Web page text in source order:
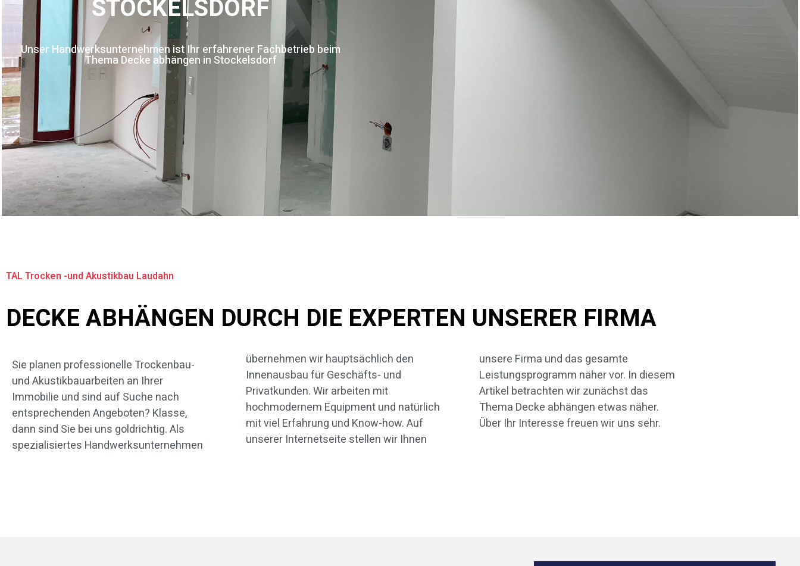
STOCKELSDORF
Unser Handwerksunternehmen ist Ihr erfahrener Fachbetrieb beim
Thema Decke abhängen in Stockelsdorf
TAL Trocken -und Akustikbau Laudahn
DECKE ABHÄNGEN DURCH DIE EXPERTEN UNSERER FIRMA
Sie planen professionelle Trockenbau-
und Akustikbauarbeiten an Ihrer
Immobilie und sind auf Suche nach
entsprechenden Angeboten? Klasse,
dann sind Sie bei uns goldrichtig. Als
spezialisiertes Handwerksunternehmen
übernehmen wir hauptsächlich den
Innenausbau für Geschäfts- und
Privatkunden. Wir arbeiten mit
hochmodernem Equipment und natürlich
mit viel Erfahrung und Know-how. Auf
unserer Internetseite stellen wir Ihnen
unsere Firma und das gesamte
Leistungsprogramm näher vor. In diesem
Artikel betrachten wir zunächst das
Thema Decke abhängen etwas näher.
Über Ihr Interesse freuen wir uns sehr.